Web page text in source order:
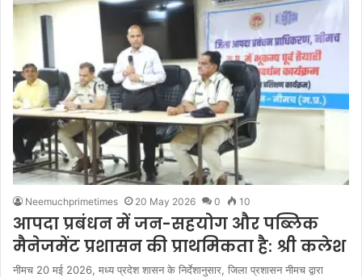
Neemuchprimetimes 20 May 2026 0 10
आपदा प्रबंधन में जन-सहयोग और पब्लिक
मैनेजमेंट प्रशासन की प्राथमिकता है: श्री कलेश
नीमच 20 मई 2026, मध्य प्रदेश शासन के निर्देशानुसार, जिला प्रशासन नीमच द्वारा